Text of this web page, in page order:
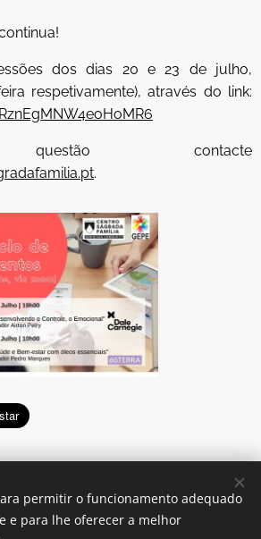
dos dias 20 e 23 de julho,
respetivamente), através do link:
questão contacte
.
permitir o funcionamento adequado
e para lhe oferecer a melhor